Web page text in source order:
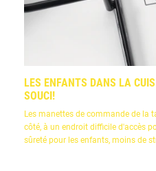
LES ENFANTS DANS LA
SOUCI!
Les manettes de commande de la
côté, à un endroit difficile d'accès
sûreté pour les enfants, moins de